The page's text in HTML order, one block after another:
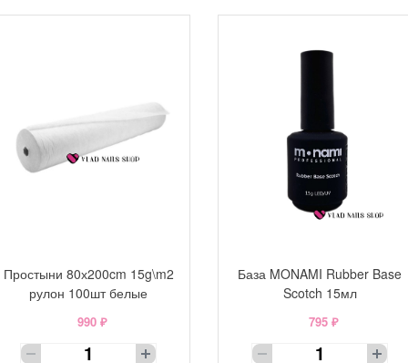
Простыни 80х200cm 15g\m2
рулон 100шт белые
990 ₽
База MONAMI Rubber Base
Scotch 15мл
795 ₽